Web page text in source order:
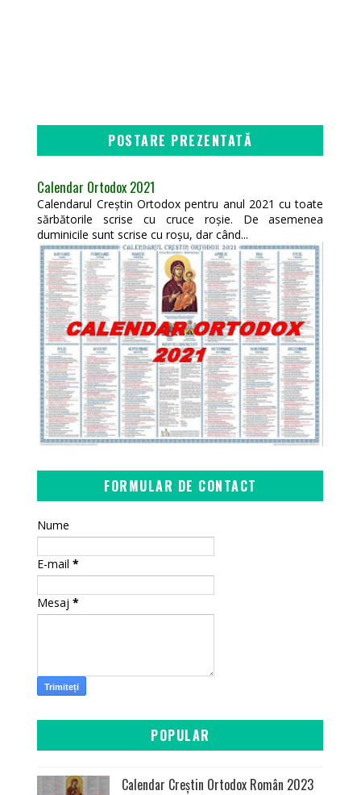
POSTARE PREZENTATĂ
Calendar Ortodox 2021
Calendarul Creștin Ortodox pentru anul 2021 cu toate
sărbătorile scrise cu cruce roșie. De asemenea
duminicile sunt scrise cu roșu, dar când...
FORMULAR DE CONTACT
Nume
E-mail*
Mesaj*
POPULAR
Calendar Creștin Ortodox Român 2023